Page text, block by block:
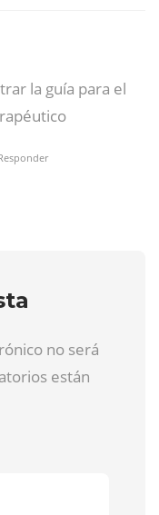
la guía para el
no será
están